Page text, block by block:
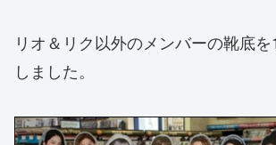
リオ＆リク以外のメンバーの靴底
しました。